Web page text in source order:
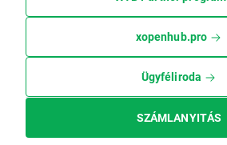
xopenhub.pro
Ügyféliroda
SZÁMLANYITÁS